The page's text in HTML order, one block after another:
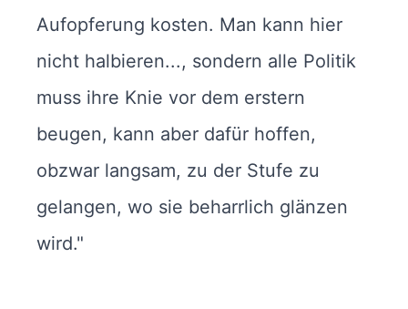
Aufopferung kosten. Man kann hier
nicht halbieren..., sondern alle Politik
muss ihre Knie vor dem erstern
beugen, kann aber dafür hoffen,
obzwar langsam, zu der Stufe zu
gelangen, wo sie beharrlich glänzen
wird."